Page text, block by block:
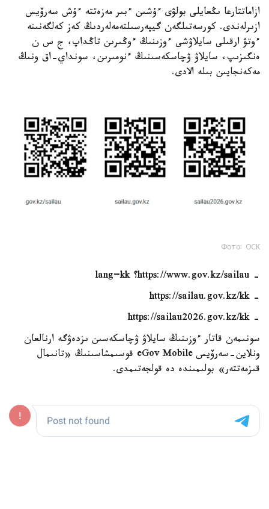
ازاماتتارعا ىڭعايلى بولۋى ءۇشىن ءبىر مەزەتتە ءۇش سەرۆيس
ازىرلەندى. كورسەتىلگەن گيپەرسىلتەمەلەردىڭ كەز كەلگەنىنە
ءوتۋ ارقىلى سايلاۋشى ءوزىنىڭ ءوڭىرىن تاڭداپ، ج س ن
ەنگىزىپ، سايلاۋ ۋچاسكەسىنىڭ ءنومىرىن، سونداي-اق ونىڭ
مەكەنجايىن بىلە الادى.
Фото: ОСК
- https://www.gov.kz/sailau؟ lang=kk
- https://sailau.gov.kz/kk
- https://sailau2026.gov.kz/kk
سونىمەن قاتار ءوزىنىڭ سايلاۋ ۋچاسكەسىن ىزدەۋگە ارنالعان
ونلاين-سەرۆيس eGov Mobile قوسىمشاسىنىڭ «تانىمال
قىزمەتتەر» بولىمىندە دە قولجەتىمدى.